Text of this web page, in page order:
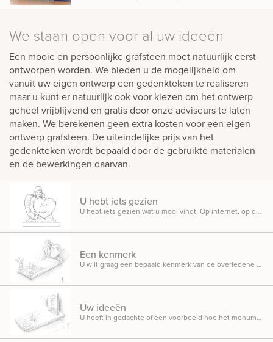
We staan open voor al uw ideeën
Een mooie en persoonlijke grafsteen moet natuurlijk eerst
ontworpen worden. We bieden u de mogelijkheid om
vanuit uw eigen ontwerp een gedenkteken te realiseren
maar u kunt er natuurlijk ook voor kiezen om het ontwerp
geheel vrijblijvend en gratis door onze adviseurs te laten
maken. We berekenen geen extra kosten voor een eigen
ontwerp grafsteen. De uiteindelijke prijs van het
gedenkteken wordt bepaald door de gebruikte materialen
en de bewerkingen daarvan.
U hebt iets gezien
U hebt iets gezien wat u mooi vindt. Op internet, op de begraafplaats, in onze inspiratietuin showroom.
Een kenmerk
U wilt graag een bepaald kenmerk van de overledene verwerkt zien in het persoonlijke gedenkteken.
Uw ideeën
U heeft in gedachte of een voorbeeld hoe het monument er ongeveer uit moet komen te zien.